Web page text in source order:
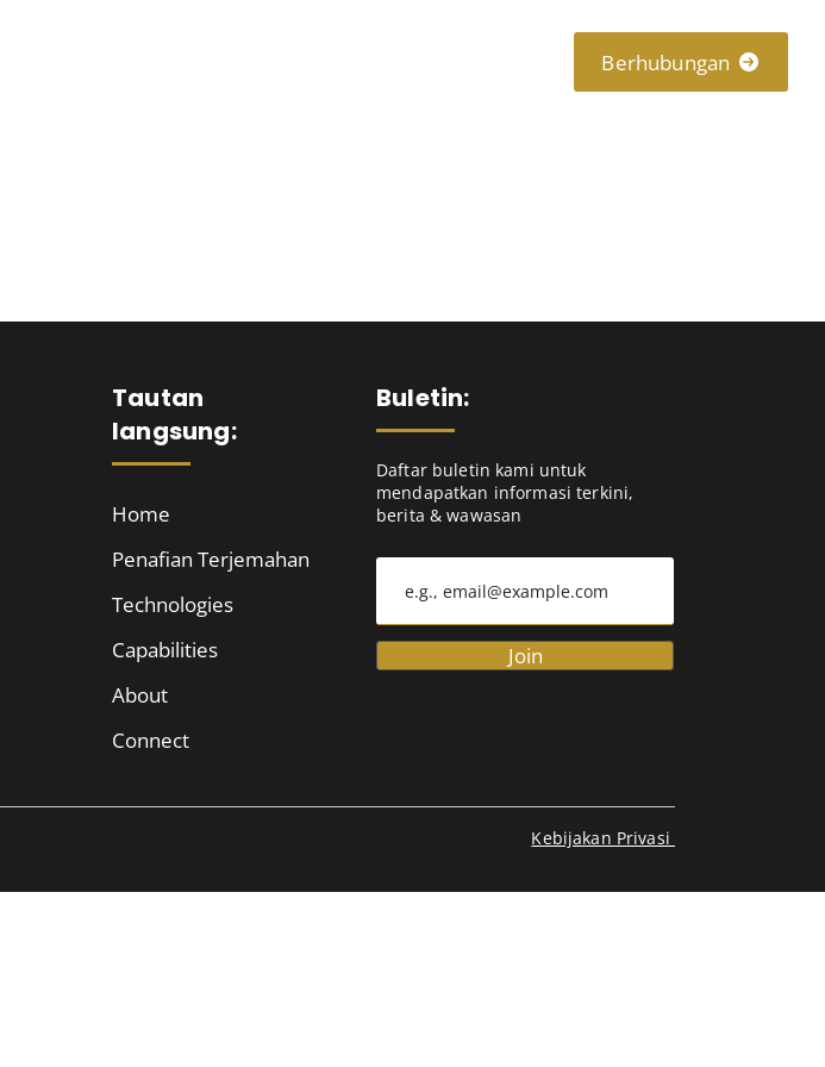
Berhubungan
Tautan
langsung:
Home
Penafian Terjemahan
Technologies
Capabilities
About
Connect
Buletin:
Daftar buletin kami untuk
mendapatkan informasi terkini,
berita & wawasan
Join
Kebijakan Privasi